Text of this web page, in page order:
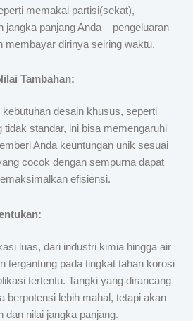
memakai partisi(sekat),
jangka panjang Anda – pengeluaran
membayar dirinya seiring waktu.
Tambahan:
desain khusus, seperti
tidak standar, ini bisa memengaruhi
Anda keuntungan unik sesuai
cocok dengan sempurna dapat
efisiensi.
luas, dari industri kimia hingga air
tergantung pada tingkat tahan korosi
tertentu. Tangki yang dirancang
berpotensi lebih mahal, tetapi akan
dan nilai jangka panjang.